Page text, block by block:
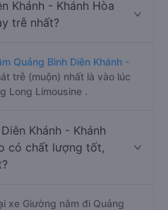
Khánh - Khánh Hòa
trễ nhất?
Quảng Bình Diên Khánh -
trễ (muộn) nhất là vào lúc
Long Limousine .
Khánh - Khánh
có chất lượng tốt,
xe Giường nằm đi Quảng